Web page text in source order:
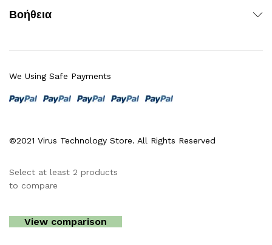
Βοήθεια
©2021 Virus Technology Store. All Rights Reserved
We Using Safe Payments
Select at least 2 products
to compare
View comparison